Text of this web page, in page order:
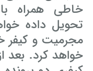
خاطی همراه
تحویل داده
مجرمیت و کیفر
خواهد کرد. بعد